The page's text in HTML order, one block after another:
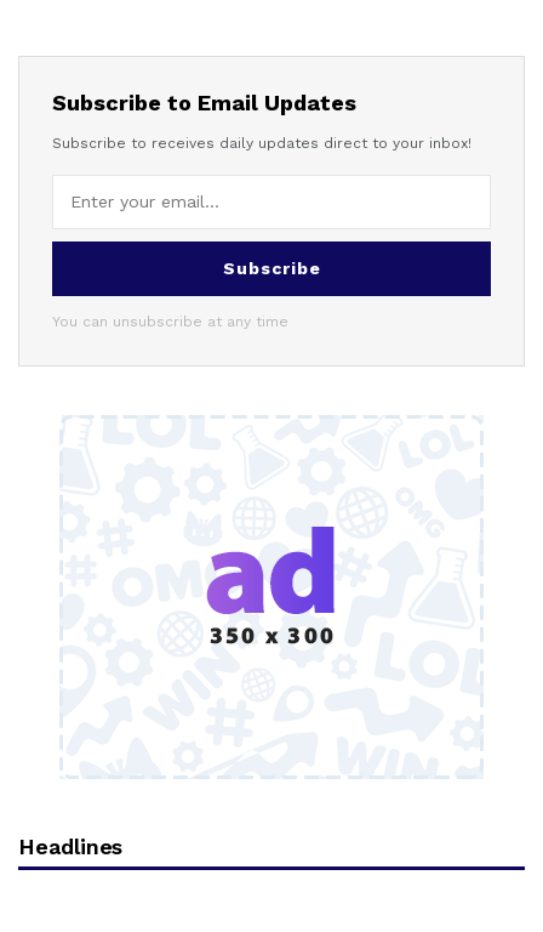
Subscribe to Email Updates
Subscribe to receives daily updates direct to your inbox!
Subscribe
You can unsubscribe at any time
Headlines